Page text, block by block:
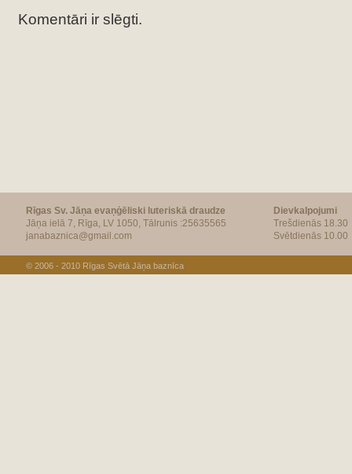
Komentāri ir slēgti.
Rīgas Sv. Jāņa evaņģēliski luteriskā draudze
Jāņa ielā 7, Rīga, LV 1050, Tālrunis :25635565
janabaznica@gmail.com
Dievkalpojumi
Trešdienās 18.30
Svētdienās 10.00
© 2006 - 2010 Rīgas Svētā Jāņa baznīca